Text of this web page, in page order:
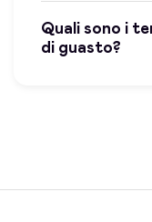
Quali sono i
di guasto?